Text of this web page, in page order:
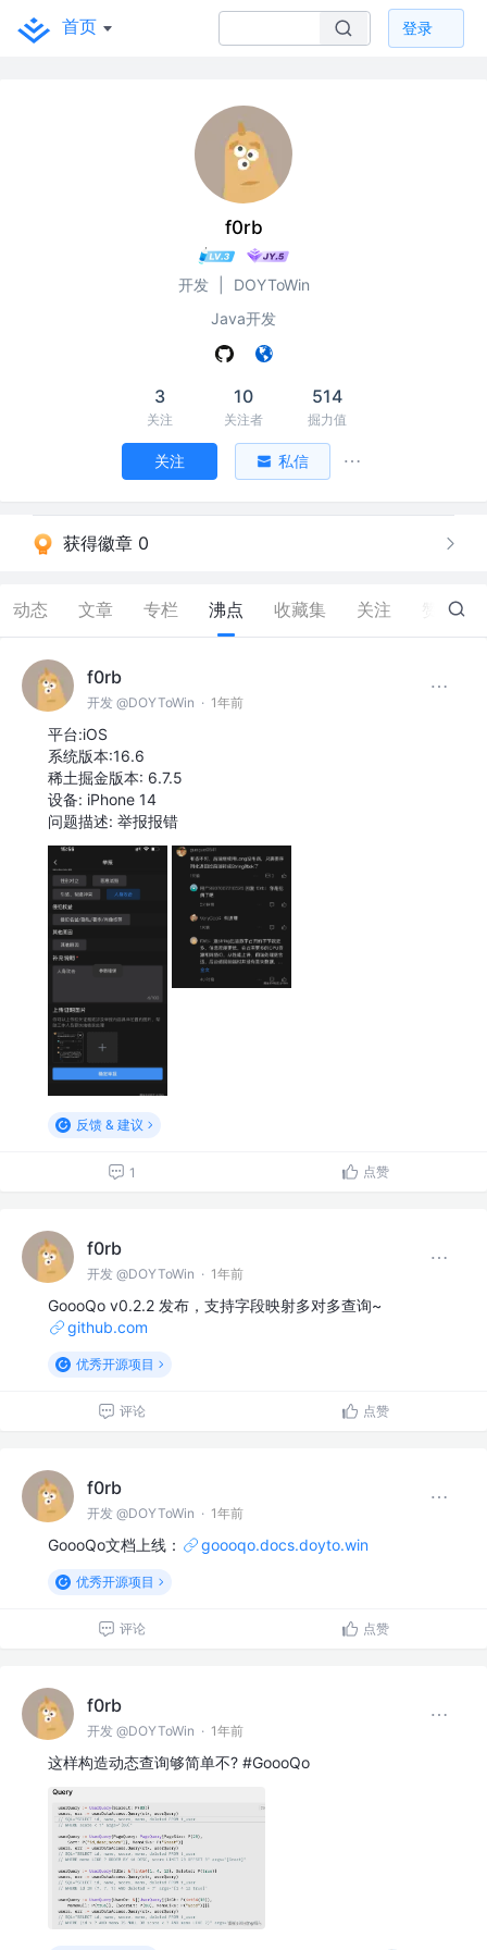
首页 登录
f0rb
开发
DOYToWin
Java开发
3
关注
10
关注者
514
掘力值
关注 私信
获得徽章 0
动态 文章 专栏 沸点 收藏集 关注 39
f0rb
开发 @DOYToWin · 1年前
平台:iOS
系统版本:16.6
稀土掘金版本: 6.7.5
设备: iPhone 14
问题描述: 举报报错
反馈 & 建议
1 点赞
f0rb
开发 @DOYToWin · 1年前
GoooQo v0.2.2 发布，支持字段映射多对多查询~
github.com
优秀开源项目
评论 点赞
f0rb
开发 @DOYToWin · 1年前
GoooQo文档上线： goooqo.docs.doyto.win
优秀开源项目
评论 点赞
f0rb
开发 @DOYToWin · 1年前
这样构造动态查询够简单不? #GoooQo